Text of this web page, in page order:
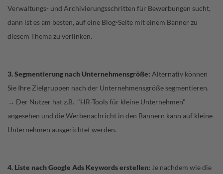
Verwaltungs- und Archivierungsschritten für Bewerbungen sucht,
dann ist es am besten, auf eine Blog-Seite mit einem Banner zu
diesem Thema zu verlinken.
3. Segmentierung nach Unternehmensgröße: Alternativ können
Sie Ihre Zielgruppen nach der Unternehmensgröße segmentieren.
→ Der Nutzer hat z.B. "HR-Tools für kleine Unternehmen"
angesehen und die Werbenachricht in den Bannern kann auf kleine
Unternehmen ausgerichtet werden.
4. Liste nach Google Ads Keywords erstellen: Je nachdem wie die